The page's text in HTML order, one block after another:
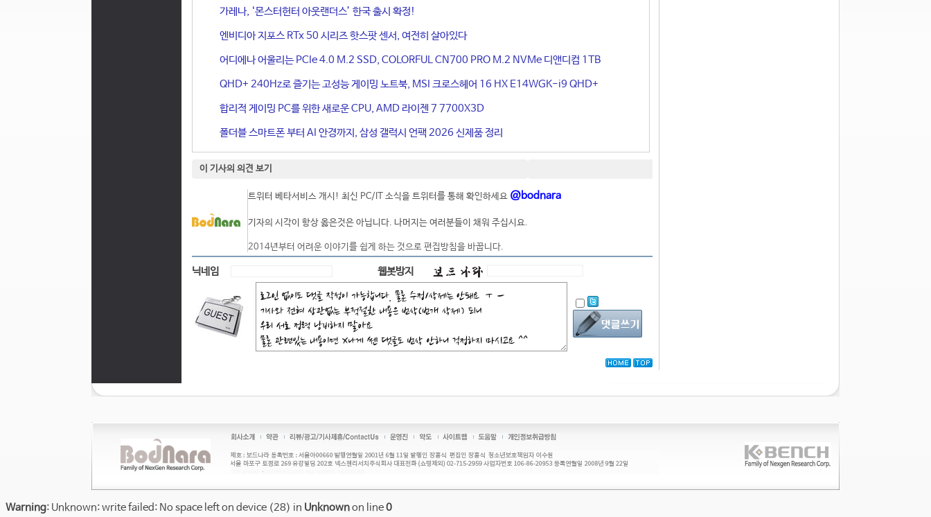
가레나, ‘몬스터헌터 아웃랜더스’ 한국 출시 확정!
엔비디아 지포스 RTx 50 시리즈 핫스팟 센서, 여전히 살아있다
어디에나 어울리는 PCIe 4.0 M.2 SSD, COLORFUL CN700 PRO M.2 NVMe 디앤디컴 1TB
QHD+ 240Hz로 즐기는 고성능 게이밍 노트북, MSI 크로스헤어 16 HX E14WGK-i9 QHD+
합리적 게이밍 PC를 위한 새로운 CPU, AMD 라이젠 7 7700X3D
폴더블 스마트폰 부터 AI 안경까지, 삼성 갤럭시 언팩 2026 신제품 정리
이 기사의 의견 보기
트위터 베타서비스 개시! 최신 PC/IT 소식을 트위터를 통해 확인하세요 @bodnara
기자의 시각이 항상 옳은것은 아닙니다. 나머지는 여러분들이 채워 주십시요.
2014년부터 어려운 이야기를 쉽게 하는 것으로 편집방침을 바꿉니다.
닉네임 웹봇방지
Warning: Unknown: write failed: No space left on device (28) in Unknownon line0